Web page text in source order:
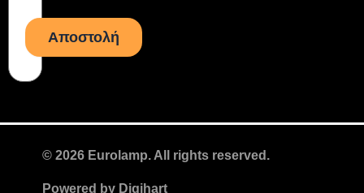
© 2026 Eurolamp. All rights reserved.
Powered by Digihart